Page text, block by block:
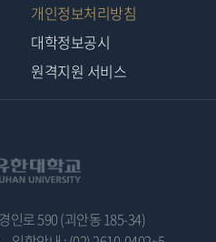
개인정보처리방침
대학정보공시
원격지원 서비스
인로 590 (괴안동 185-34)